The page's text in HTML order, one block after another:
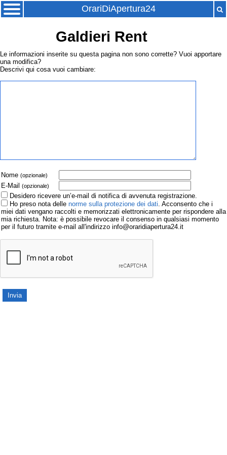
OrariDiApertura24
Galdieri Rent
Le informazioni inserite su questa pagina non sono corrette? Vuoi apportare
una modifica?
Descrivi qui cosa vuoi cambiare:
Nome (opzionale)
E-Mail (opzionale)
Desidero ricevere un’e-mail di notifica di avvenuta registrazione.
Ho preso nota delle norme sulla protezione dei dati. Acconsento che i
miei dati vengano raccolti e memorizzati elettronicamente per rispondere alla
mia richiesta. Nota: è possibile revocare il consenso in qualsiasi momento
per il futuro tramite e-mail all'indirizzo info@oraridiapertura24.it